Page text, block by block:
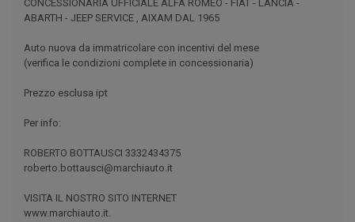
CONCESSIONARIA UFFICIALE ALFA ROMEO - FIAT - LANCIA -
ABARTH - JEEP SERVICE , AIXAM DAL 1965
Auto nuova da immatricolare con incentivi del mese
(verifica le condizioni complete in concessionaria)
Prezzo esclusa ipt
Per info:
ROBERTO BOTTAUSCI 3332434375
roberto.bottausci@marchiauto.it
VISITA IL NOSTRO SITO INTERNET
www.marchiauto.it.